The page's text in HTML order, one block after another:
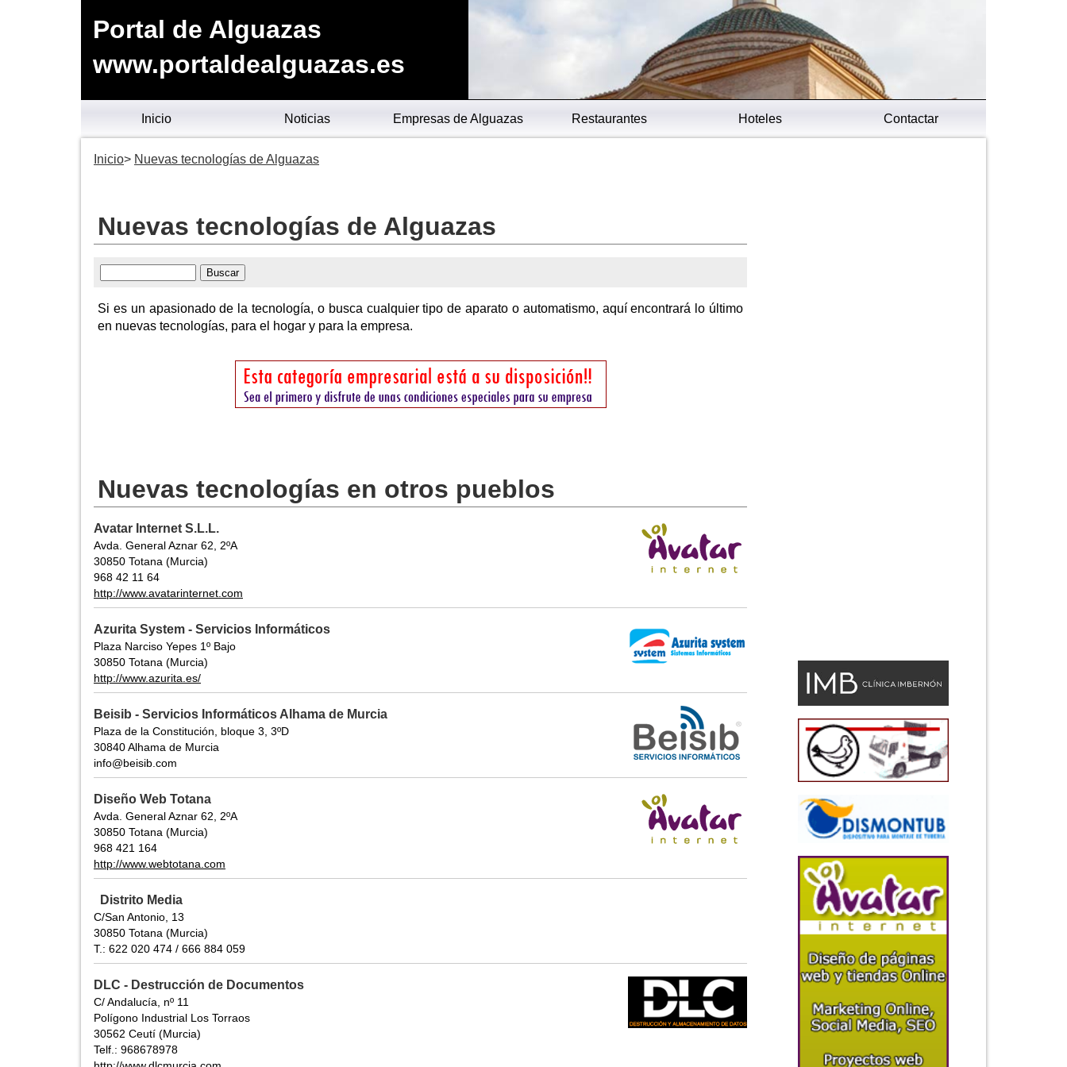
Portal de Alguazas
www.portaldealguazas.es
Inicio Noticias Empresas de Alguazas Restaurantes Hoteles Contactar
Inicio Nuevas tecnologías de Alguazas
Nuevas tecnologías de Alguazas
Si es un apasionado de la tecnología, o busca cualquier tipo de aparato o automatismo, aquí encontrará lo último
en nuevas tecnologías, para el hogar y para la empresa.
Nuevas tecnologías en otros pueblos
Avatar Internet S.L.L.
Avda. General Aznar 62, 2ºA
30850 Totana (Murcia)
968 42 11 64
http://www.avatarinternet.com
Azurita System - Servicios Informáticos
Plaza Narciso Yepes 1º Bajo
30850 Totana (Murcia)
http://www.azurita.es/
Beisib - Servicios Informáticos Alhama de Murcia
Plaza de la Constitución, bloque 3, 3ºD
30840 Alhama de Murcia
info@beisib.com
Diseño Web Totana
Avda. General Aznar 62, 2ºA
30850 Totana (Murcia)
968 421 164
http://www.webtotana.com
Distrito Media
C/San Antonio, 13
30850 Totana (Murcia)
T.: 622 020 474 / 666 884 059
DLC - Destrucción de Documentos
C/ Andalucía, nº 11
Polígono Industrial Los Torraos
30562 Ceutí (Murcia)
Telf.: 968678978